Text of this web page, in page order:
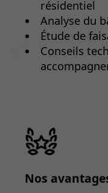
résidentiel
Analyse du
Étude de
Conseils
Nos